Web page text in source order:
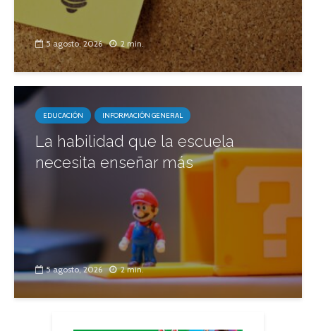
5 agosto, 2026 2 min.
EDUCACIÓN INFORMACIÓN GENERAL
La habilidad que la escuela
necesita enseñar más
5 agosto, 2026 2 min.